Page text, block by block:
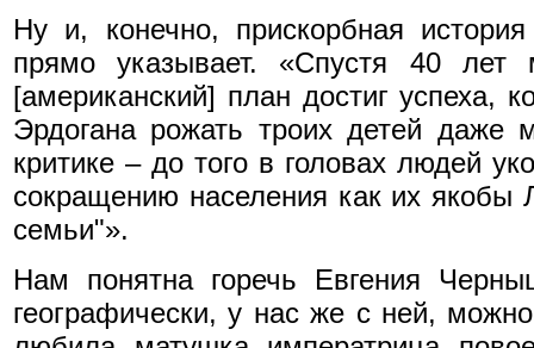
Ну и, конечно, прискорбная
прямо указывает. «Спустя 40 лет
[американский] план достиг успеха,
Эрдогана рожать троих детей даже
критике – до того в головах людей
сокращению населения как их
семьи"».
Нам понятна горечь Евгения
географически, у нас же с ней,